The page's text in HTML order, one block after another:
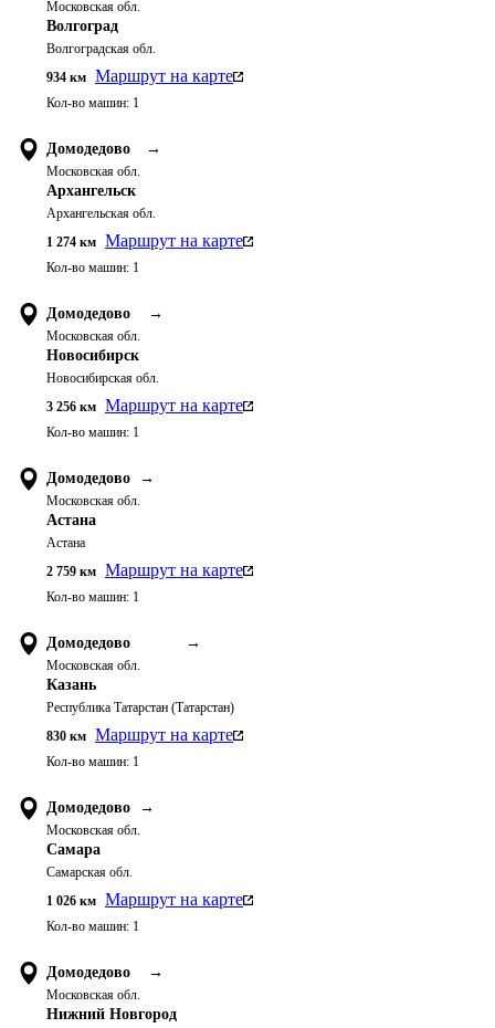
Московская обл.
Волгоград
Волгоградская обл.
934 км Маршрут на карте
Кол-во машин: 1
Домодедово →
Московская обл.
Архангельск
Архангельская обл.
1 274 км Маршрут на карте
Кол-во машин: 1
Домодедово →
Московская обл.
Новосибирск
Новосибирская обл.
3 256 км Маршрут на карте
Кол-во машин: 1
Домодедово →
Московская обл.
Астана
Астана
2 759 км Маршрут на карте
Кол-во машин: 1
Домодедово →
Московская обл.
Казань
Республика Татарстан (Татарстан)
830 км Маршрут на карте
Кол-во машин: 1
Домодедово →
Московская обл.
Самара
Самарская обл.
1 026 км Маршрут на карте
Кол-во машин: 1
Домодедово →
Московская обл.
Нижний Новгород